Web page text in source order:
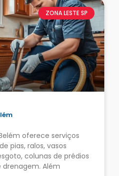
ZONA LESTE SP
oferece serviços
pias, ralos, vasos
colunas de prédios
Além